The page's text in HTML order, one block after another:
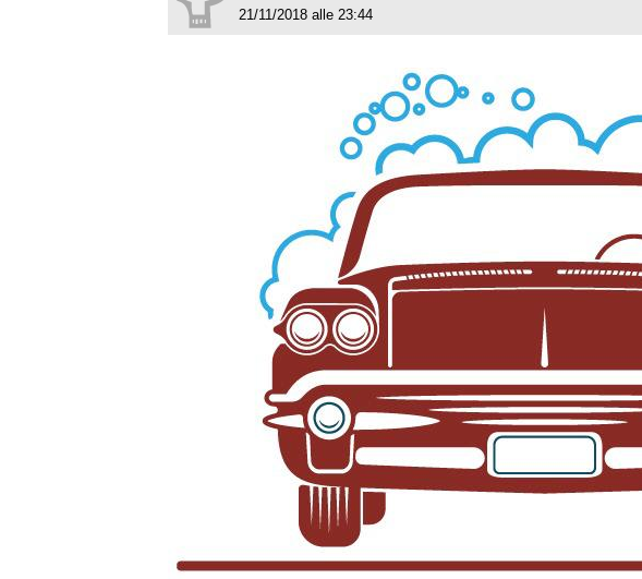
21/11/2018 alle 23:44